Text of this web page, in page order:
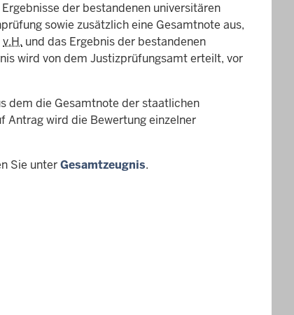
der bestandenen universitären
sowie zusätzlich eine Gesamtnote aus,
v.H. und das Ergebnis der bestandenen
wird von dem Justizprüfungsamt erteilt, vor
dem die Gesamtnote der staatlichen
wird die Bewertung einzelner
Sie unterGesamtzeugnis.